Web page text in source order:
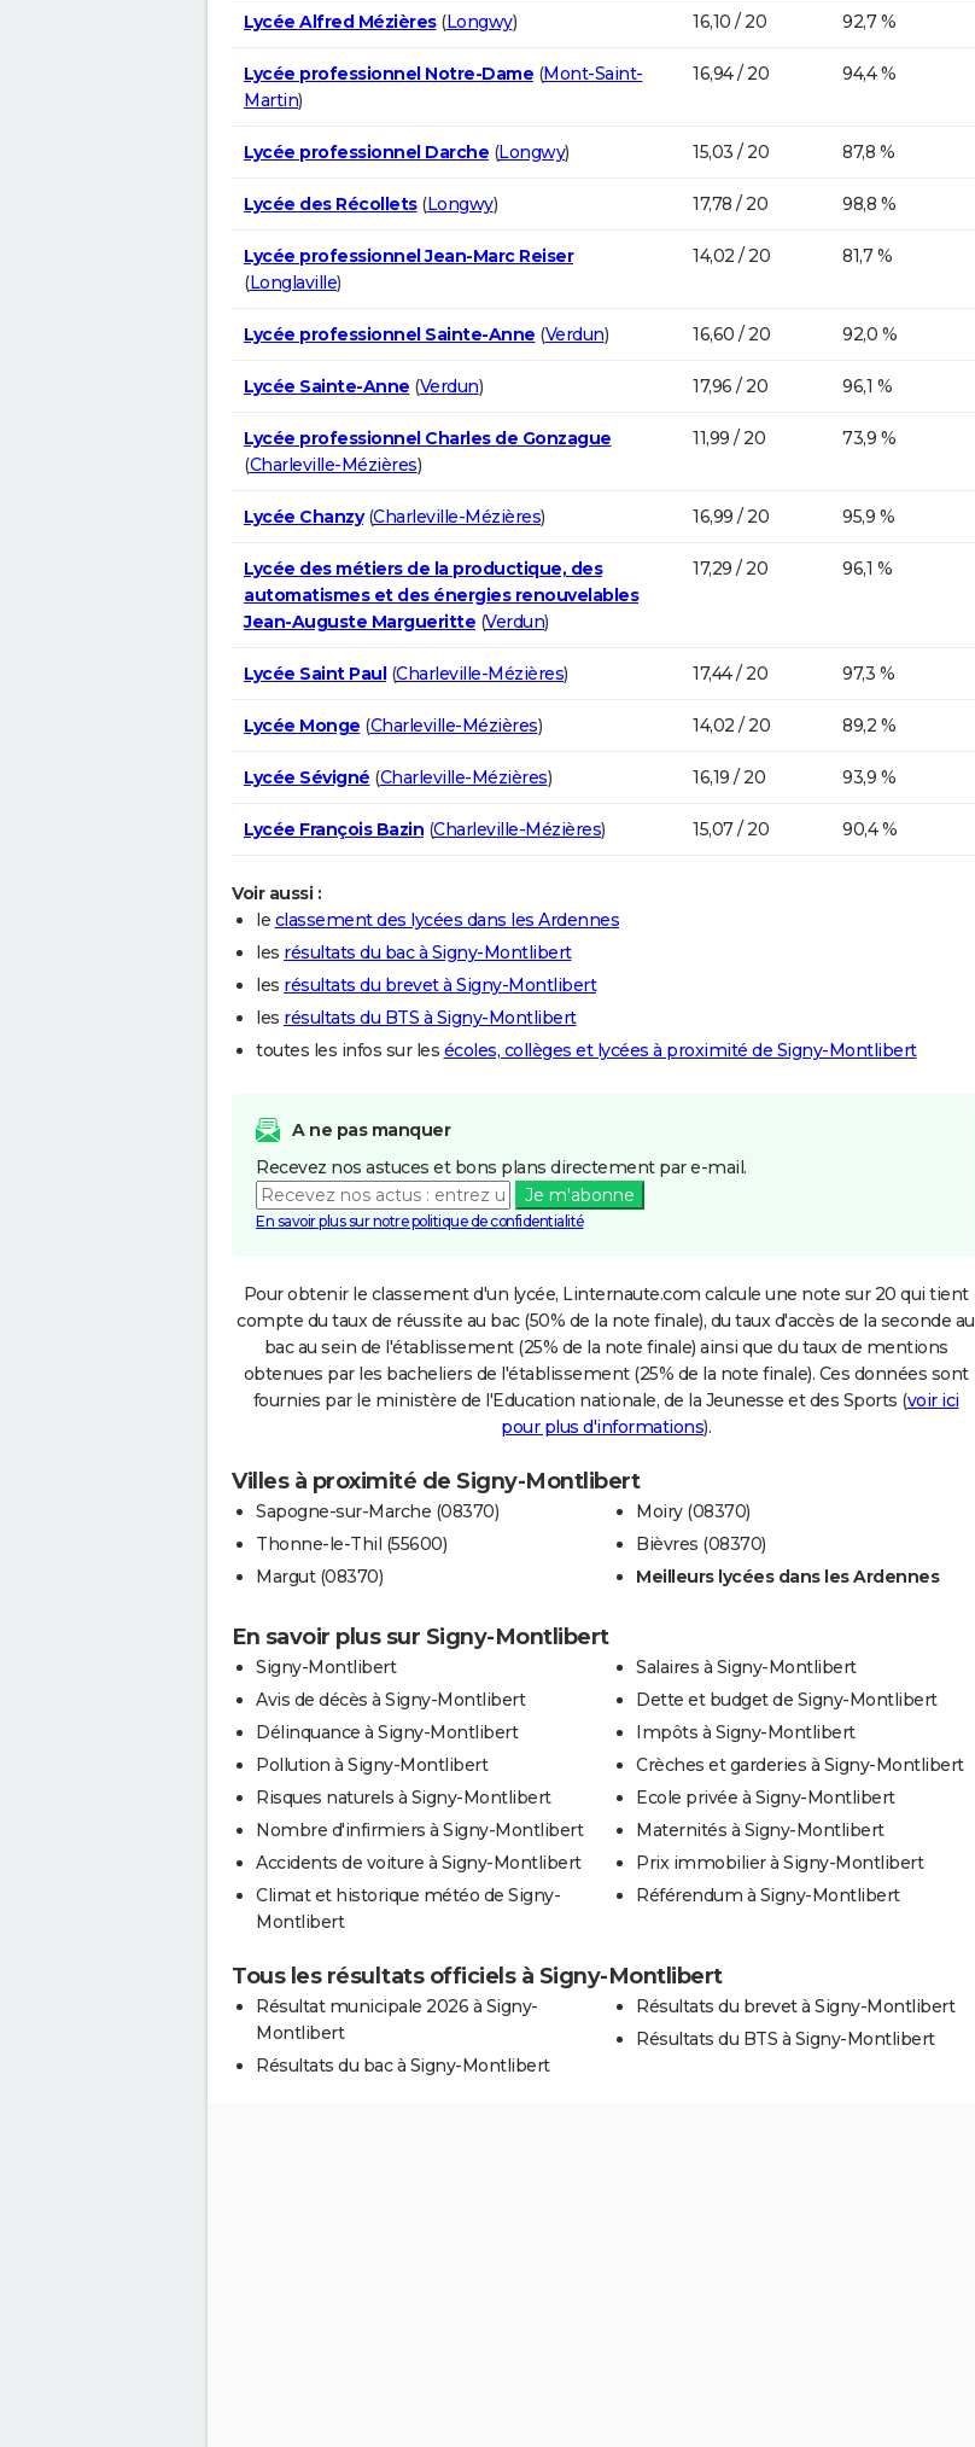
Lycée Alfred Mézières(Longwy) 16,10 / 20 92,7 %
Lycée professionnel Notre-Dame (Mont-Saint-
Martin)
16,94 / 20 94,4 %
Lycée professionnel Darche (Longwy) 15,03 / 20 87,8 %
Lycée des Récollets(Longwy) 17,78 / 20 98,8 %
Lycée professionnel Jean-Marc Reiser
(Longlaville)
14,02 / 20 81,7 %
Lycée professionnel Sainte-Anne (Verdun) 16,60 / 20 92,0 %
Lycée Sainte-Anne (Verdun) 17,96 / 20 96,1 %
Lycée professionnel Charles de Gonzague
(Charleville-Mézières)
11,99 / 20 73,9 %
Lycée Chanzy(Charleville-Mézières) 16,99 / 20 95,9 %
Lycée des métiers de la productique, des
automatismes et des énergies renouvelables
Jean-Auguste Margueritte (Verdun)
17,29 / 20 96,1 %
Lycée Saint Paul(Charleville-Mézières) 17,44 / 20 97,3 %
Lycée Monge (Charleville-Mézières) 14,02 / 20 89,2 %
Lycée Sévigné (Charleville-Mézières) 16,19 / 20 93,9 %
Lycée François Bazin (Charleville-Mézières) 15,07 / 20 90,4 %
Voir aussi :
le classement des lycées dans les Ardennes
les résultats du bac à Signy-Montlibert
les résultats du brevet à Signy-Montlibert
les résultats du BTS à Signy-Montlibert
toutes les infos sur les écoles, collèges et lycées à proximité de Signy-Montlibert
A ne pas manquer
Recevez nos astuces et bons plans directement par e-mail.
Je m'abonne
En savoir plus sur notre politique de confidentialité
Pour obtenir le classement d'un lycée, Linternaute.com calcule une note sur 20 qui tient
compte du taux de réussite au bac (50% de la note finale), du taux d'accès de la seconde au
bac au sein de l'établissement (25% de la note finale) ainsi que du taux de mentions
obtenues par les bacheliers de l'établissement (25% de la note finale). Ces données sont
fournies par le ministère de l'Education nationale, de la Jeunesse et des Sports (voir ici
pour plus d'informations).
Villes à proximité de Signy-Montlibert
Sapogne-sur-Marche (08370)
Thonne-le-Thil (55600)
Margut (08370)
Moiry (08370)
Bièvres (08370)
Meilleurs lycées dans les Ardennes
En savoir plus sur Signy-Montlibert
Signy-Montlibert
Avis de décès à Signy-Montlibert
Délinquance à Signy-Montlibert
Pollution à Signy-Montlibert
Risques naturels à Signy-Montlibert
Nombre d'infirmiers à Signy-Montlibert
Accidents de voiture à Signy-Montlibert
Climat et historique météo de Signy-
Montlibert
Salaires à Signy-Montlibert
Dette et budget de Signy-Montlibert
Impôts à Signy-Montlibert
Crèches et garderies à Signy-Montlibert
Ecole privée à Signy-Montlibert
Maternités à Signy-Montlibert
Prix immobilier à Signy-Montlibert
Référendum à Signy-Montlibert
Tous les résultats officiels à Signy-Montlibert
Résultat municipale 2026 à Signy-
Montlibert
Résultats du bac à Signy-Montlibert
Résultats du brevet à Signy-Montlibert
Résultats du BTS à Signy-Montlibert